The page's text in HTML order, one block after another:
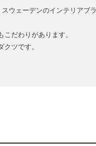
ウェーデンのインテリアブ
だわりがあります。
ツです。